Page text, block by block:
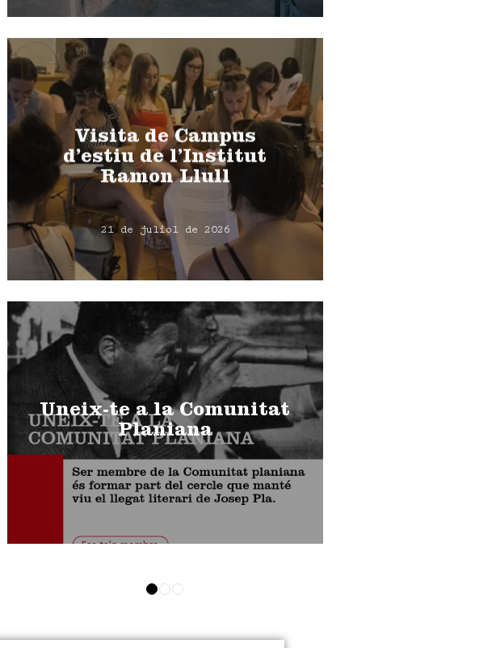
Visita de Campus
d’estiu de l’Institut
Ramon Llull
21 de juliol de 2026
Uneix-te a la Comunitat
Planiana